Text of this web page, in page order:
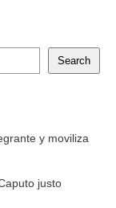
Search
y moviliza
justo